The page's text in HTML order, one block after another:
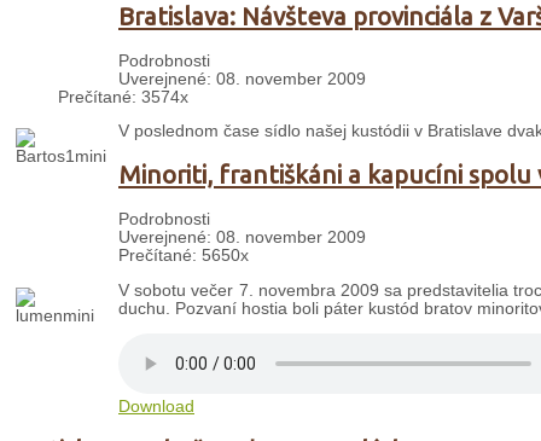
Bratislava: Návšteva provinciála z
Podrobnosti
Uverejnené: 08. november 2009
Prečítané: 3574x
V poslednom čase sídlo našej kustódii v Bratislave
Minoriti, františkáni a kapucíni spolu
Podrobnosti
Uverejnené: 08. november 2009
Prečítané: 5650x
V sobotu večer 7. novembra 2009 sa predstavitelia
duchu. Pozvaní hostia boli páter kustód bratov
Download